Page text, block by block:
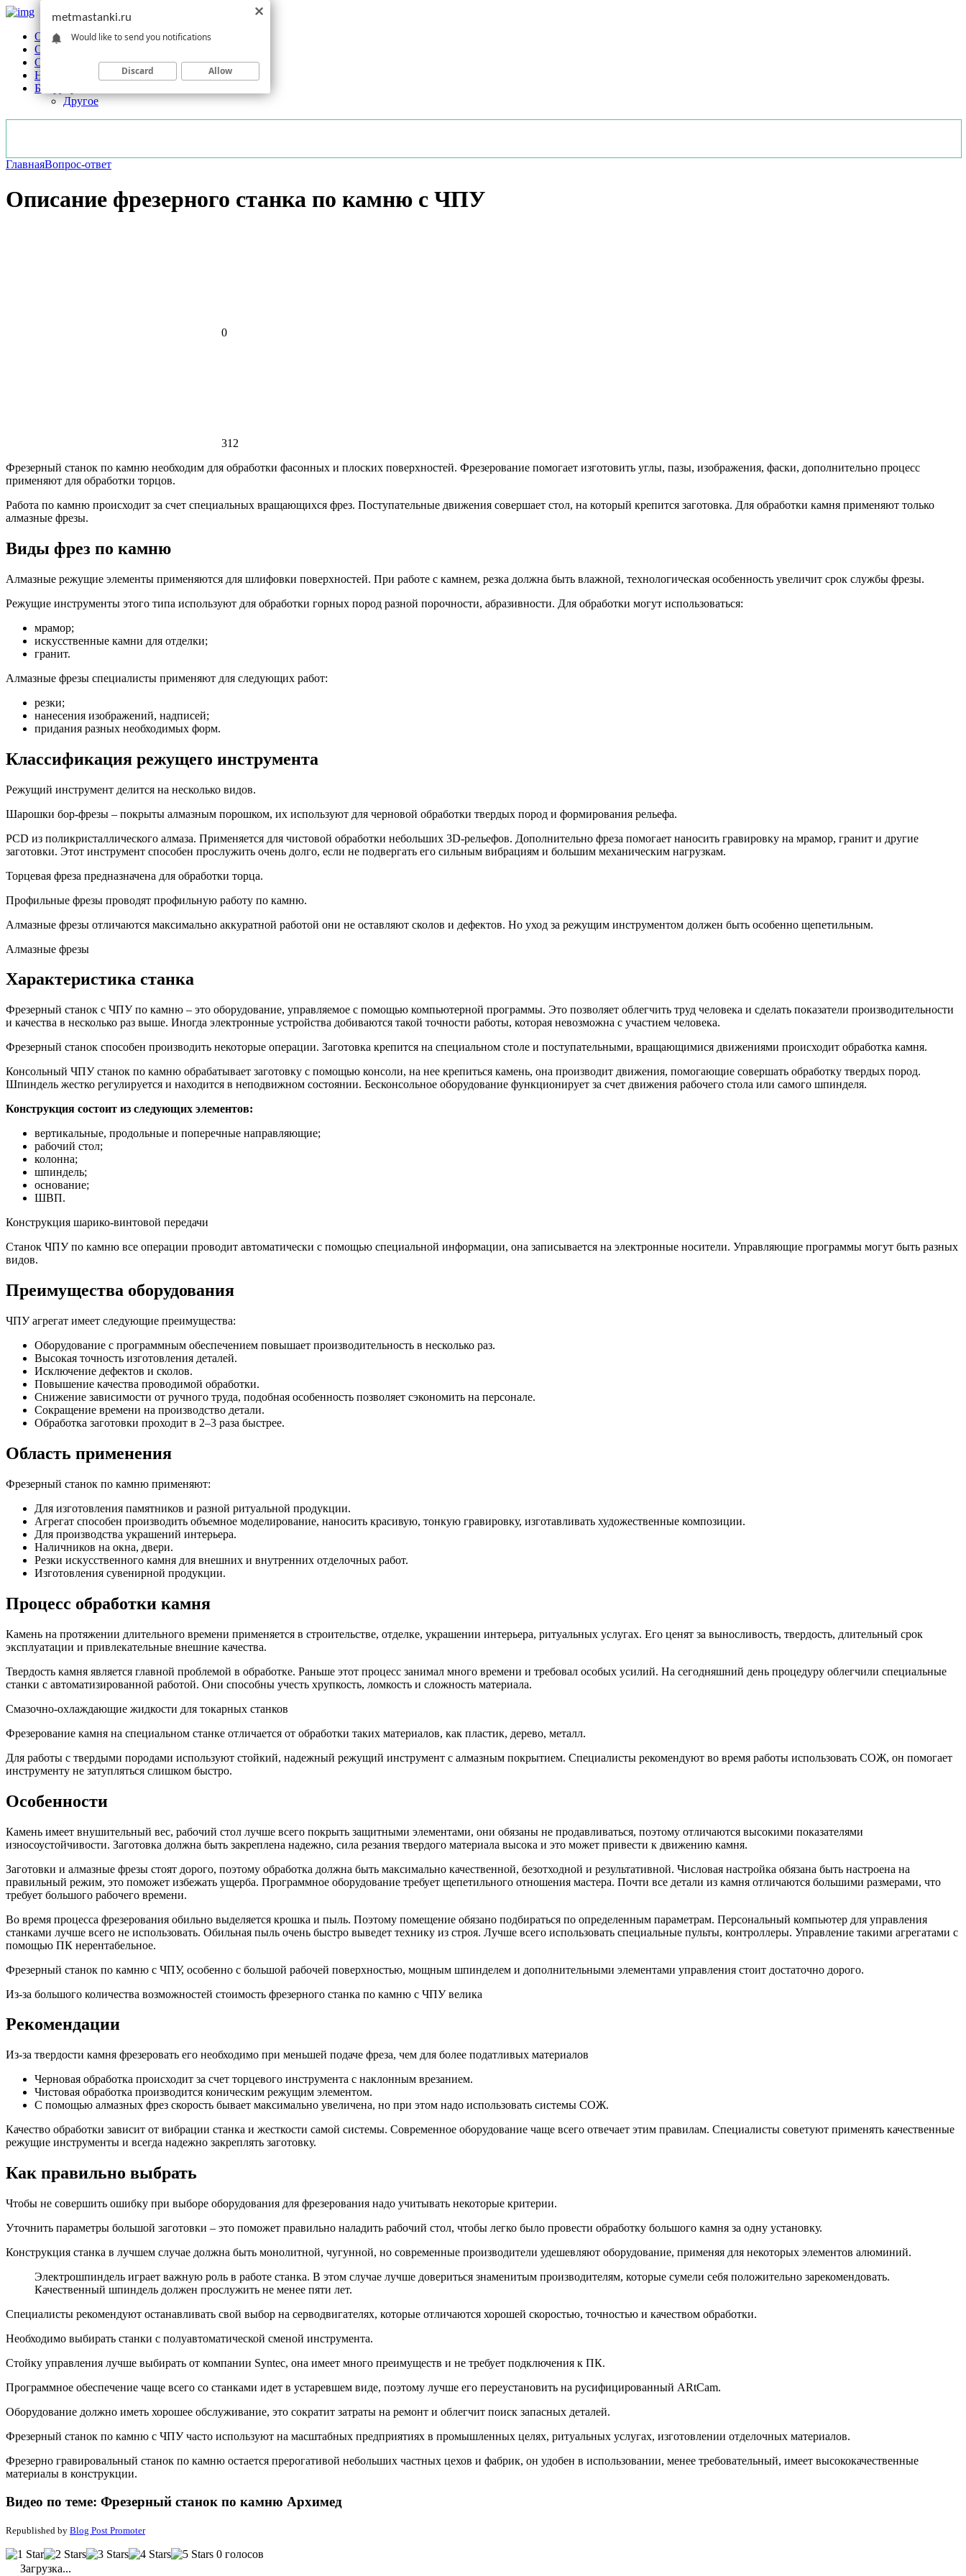
Обзоры станков
Оборудование
Обработка
Новости отрасли
Без рубрики
Другое
ГлавнаяВопрос-ответ
Описание фрезерного станка по камню с ЧПУ
0
312
Фрезерный станок по камню необходим для обработки фасонных и плоских поверхностей. Фрезерование помогает изготовить углы, пазы, изображения, фаски, дополнительно процесс
применяют для обработки торцов.
Работа по камню происходит за счет специальных вращающихся фрез. Поступательные движения совершает стол, на который крепится заготовка. Для обработки камня применяют только
алмазные фрезы.
Виды фрез по камню
Алмазные режущие элементы применяются для шлифовки поверхностей. При работе с камнем, резка должна быть влажной, технологическая особенность увеличит срок службы фрезы.
Режущие инструменты этого типа используют для обработки горных пород разной порочности, абразивности. Для обработки могут использоваться:
мрамор;
искусственные камни для отделки;
гранит.
Алмазные фрезы специалисты применяют для следующих работ:
резки;
нанесения изображений, надписей;
придания разных необходимых форм.
Классификация режущего инструмента
Режущий инструмент делится на несколько видов.
Шарошки бор-фрезы – покрыты алмазным порошком, их используют для черновой обработки твердых пород и формирования рельефа.
PCD из поликристаллического алмаза. Применяется для чистовой обработки небольших 3D-рельефов. Дополнительно фреза помогает наносить гравировку на мрамор, гранит и другие
заготовки. Этот инструмент способен прослужить очень долго, если не подвергать его сильным вибрациям и большим механическим нагрузкам.
Торцевая фреза предназначена для обработки торца.
Профильные фрезы проводят профильную работу по камню.
Алмазные фрезы отличаются максимально аккуратной работой они не оставляют сколов и дефектов. Но уход за режущим инструментом должен быть особенно щепетильным.
Алмазные фрезы
Характеристика станка
Фрезерный станок с ЧПУ по камню – это оборудование, управляемое с помощью компьютерной программы. Это позволяет облегчить труд человека и сделать показатели производительности
и качества в несколько раз выше. Иногда электронные устройства добиваются такой точности работы, которая невозможна с участием человека.
Фрезерный станок способен производить некоторые операции. Заготовка крепится на специальном столе и поступательными, вращающимися движениями происходит обработка камня.
Консольный ЧПУ станок по камню обрабатывает заготовку с помощью консоли, на нее крепиться камень, она производит движения, помогающие совершать обработку твердых пород.
Шпиндель жестко регулируется и находится в неподвижном состоянии. Бесконсольное оборудование функционирует за счет движения рабочего стола или самого шпинделя.
Конструкция состоит из следующих элементов:
вертикальные, продольные и поперечные направляющие;
рабочий стол;
колонна;
шпиндель;
основание;
ШВП.
Конструкция шарико-винтовой передачи
Станок ЧПУ по камню все операции проводит автоматически с помощью специальной информации, она записывается на электронные носители. Управляющие программы могут быть разных
видов.
Преимущества оборудования
ЧПУ агрегат имеет следующие преимущества:
Оборудование с программным обеспечением повышает производительность в несколько раз.
Высокая точность изготовления деталей.
Исключение дефектов и сколов.
Повышение качества проводимой обработки.
Снижение зависимости от ручного труда, подобная особенность позволяет сэкономить на персонале.
Сокращение времени на производство детали.
Обработка заготовки проходит в 2–3 раза быстрее.
Область применения
Фрезерный станок по камню применяют:
Для изготовления памятников и разной ритуальной продукции.
Агрегат способен производить объемное моделирование, наносить красивую, тонкую гравировку, изготавливать художественные композиции.
Для производства украшений интерьера.
Наличников на окна, двери.
Резки искусственного камня для внешних и внутренних отделочных работ.
Изготовления сувенирной продукции.
Процесс обработки камня
Камень на протяжении длительного времени применяется в строительстве, отделке, украшении интерьера, ритуальных услугах. Его ценят за выносливость, твердость, длительный срок
эксплуатации и привлекательные внешние качества.
Твердость камня является главной проблемой в обработке. Раньше этот процесс занимал много времени и требовал особых усилий. На сегодняшний день процедуру облегчили специальные
станки с автоматизированной работой. Они способны учесть хрупкость, ломкость и сложность материала.
Смазочно-охлаждающие жидкости для токарных станков
Фрезерование камня на специальном станке отличается от обработки таких материалов, как пластик, дерево, металл.
Для работы с твердыми породами используют стойкий, надежный режущий инструмент с алмазным покрытием. Специалисты рекомендуют во время работы использовать СОЖ, он помогает
инструменту не затупляться слишком быстро.
Особенности
Камень имеет внушительный вес, рабочий стол лучше всего покрыть защитными элементами, они обязаны не продавливаться, поэтому отличаются высокими показателями
износоустойчивости. Заготовка должна быть закреплена надежно, сила резания твердого материала высока и это может привести к движению камня.
Заготовки и алмазные фрезы стоят дорого, поэтому обработка должна быть максимально качественной, безотходной и результативной. Числовая настройка обязана быть настроена на
правильный режим, это поможет избежать ущерба. Программное оборудование требует щепетильного отношения мастера. Почти все детали из камня отличаются большими размерами, что
требует большого рабочего времени.
Во время процесса фрезерования обильно выделяется крошка и пыль. Поэтому помещение обязано подбираться по определенным параметрам. Персональный компьютер для управления
станками лучше всего не использовать. Обильная пыль очень быстро выведет технику из строя. Лучше всего использовать специальные пульты, контроллеры. Управление такими агрегатами с
помощью ПК нерентабельное.
Фрезерный станок по камню с ЧПУ, особенно с большой рабочей поверхностью, мощным шпинделем и дополнительными элементами управления стоит достаточно дорого.
Из-за большого количества возможностей стоимость фрезерного станка по камню с ЧПУ велика
Рекомендации
Из-за твердости камня фрезеровать его необходимо при меньшей подаче фреза, чем для более податливых материалов
Черновая обработка происходит за счет торцевого инструмента с наклонным врезанием.
Чистовая обработка производится коническим режущим элементом.
С помощью алмазных фрез скорость бывает максимально увеличена, но при этом надо использовать системы СОЖ.
Качество обработки зависит от вибрации станка и жесткости самой системы. Современное оборудование чаще всего отвечает этим правилам. Специалисты советуют применять качественные
режущие инструменты и всегда надежно закреплять заготовку.
Как правильно выбрать
Чтобы не совершить ошибку при выборе оборудования для фрезерования надо учитывать некоторые критерии.
Уточнить параметры большой заготовки – это поможет правильно наладить рабочий стол, чтобы легко было провести обработку большого камня за одну установку.
Конструкция станка в лучшем случае должна быть монолитной, чугунной, но современные производители удешевляют оборудование, применяя для некоторых элементов алюминий.
Электрошпиндель играет важную роль в работе станка. В этом случае лучше довериться знаменитым производителям, которые сумели себя положительно зарекомендовать.
Качественный шпиндель должен прослужить не менее пяти лет.
Специалисты рекомендуют останавливать свой выбор на серводвигателях, которые отличаются хорошей скоростью, точностью и качеством обработки.
Необходимо выбирать станки с полуавтоматической сменой инструмента.
Стойку управления лучше выбирать от компании Syntec, она имеет много преимуществ и не требует подключения к ПК.
Программное обеспечение чаще всего со станками идет в устаревшем виде, поэтому лучше его переустановить на русифицированный ARtCam.
Оборудование должно иметь хорошее обслуживание, это сократит затраты на ремонт и облегчит поиск запасных деталей.
Фрезерный станок по камню с ЧПУ часто используют на масштабных предприятиях в промышленных целях, ритуальных услугах, изготовлении отделочных материалов.
Фрезерно гравировальный станок по камню остается прерогативой небольших частных цехов и фабрик, он удобен в использовании, менее требовательный, имеет высококачественные
материалы в конструкции.
Видео по теме: Фрезерный станок по камню Архимед
Republished by Blog Post Promoter
0 голосов
Загрузка...
metmastanki.ru
Would like to send you notifications
Discard Allow